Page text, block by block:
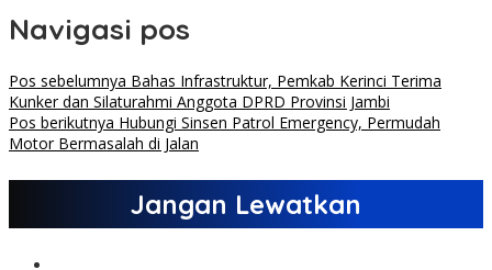
Navigasi pos
Pos sebelumnya Bahas Infrastruktur, Pemkab Kerinci Terima
Kunker dan Silaturahmi Anggota DPRD Provinsi Jambi
Pos berikutnya Hubungi Sinsen Patrol Emergency, Permudah
Motor Bermasalah di Jalan
Jangan Lewatkan